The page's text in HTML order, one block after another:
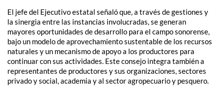
El jefe del Ejecutivo estatal señaló que, a través de gestiones y
la sinergia entre las instancias involucradas, se generan
mayores oportunidades de desarrollo para el campo sonorense,
bajo un modelo de aprovechamiento sustentable de los recursos
naturales y un mecanismo de apoyo a los productores para
continuar con sus actividades. Este consejo integra también a
representantes de productores y sus organizaciones, sectores
privado y social, academia y al sector agropecuario y pesquero.